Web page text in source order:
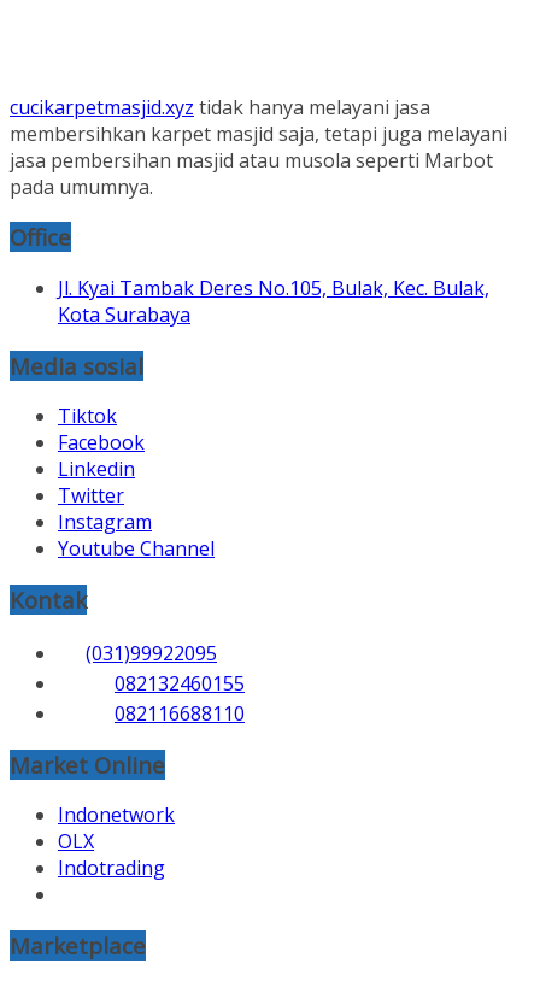
cucikarpetmasjid.xyz tidak hanya melayani jasa
membersihkan karpet masjid saja, tetapi juga melayani
jasa pembersihan masjid atau musola seperti Marbot
pada umumnya.
Office
Jl. Kyai Tambak Deres No.105, Bulak, Kec. Bulak,
Kota Surabaya
Media sosial
Tiktok
Facebook
Linkedin
Twitter
Instagram
Youtube Channel
Kontak
(031)99922095
082132460155
082116688110
Market Online
Indonetwork
OLX
Indotrading
Marketplace